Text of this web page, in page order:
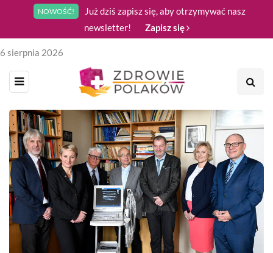
NOWOŚĆ!
Już dziś zapisz się, aby otrzymywać nasz
newsletter!
Zapisz się
6 sierpnia 2026